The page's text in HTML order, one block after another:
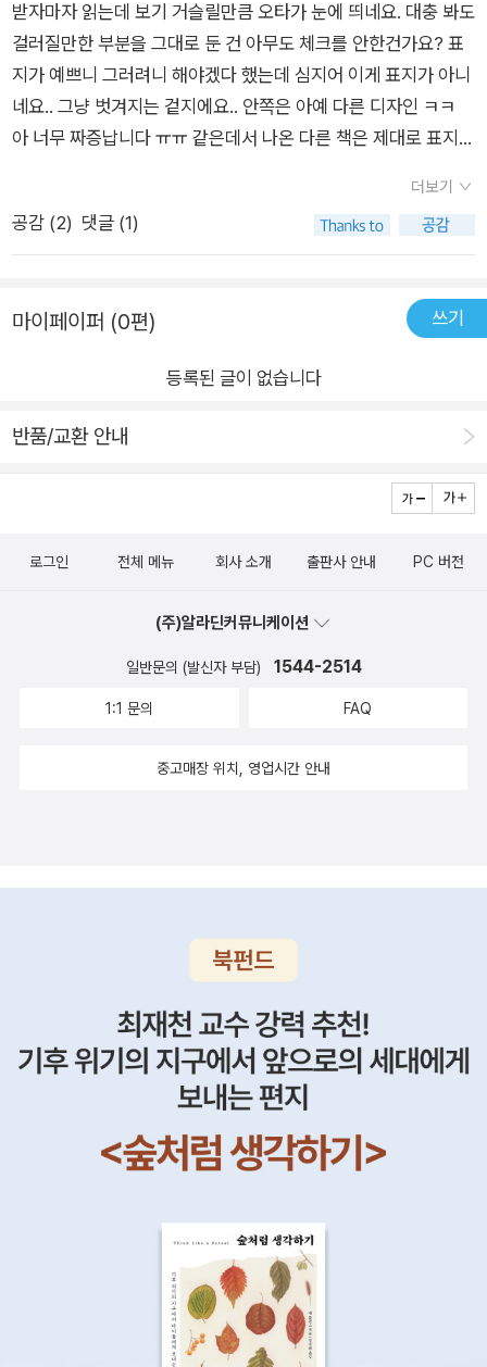
이니 그리 큰 문제는 아니라고 본다.
받자마자 읽는데 보기 거슬릴만큼 오타가 눈에 띄네요. 대충 봐도
걸러질만한 부분을 그대로 둔 건 아무도 체크를 안한건가요? 표
지가 예쁘니 그러려니 해야겠다 했는데 심지어 이게 표지가 아니
네요.. 그냥 벗겨지는 겉지에요.. 안쪽은 아예 다른 디자인 ㅋㅋ
아 너무 짜증납니다 ㅠㅠ 같은데서 나온 다른 책은 제대로 표지가
도 이게 진짜 표지는 아닙니다 하는 메세지는 없네요. 사기당한
기분이에요 ㅠㅠ
더보기
공감 (2) 댓글 (1)
마이페이퍼 (0편) 쓰기
등록된 글이 없습니다
반품/교환 안내
로그인 전체 메뉴 회사 소개 출판사 안내 PC 버전
(주)알라딘커뮤니케이션
일반문의 (발신자 부담) 1544-2514
1:1 문의 FAQ
중고매장 위치, 영업시간 안내